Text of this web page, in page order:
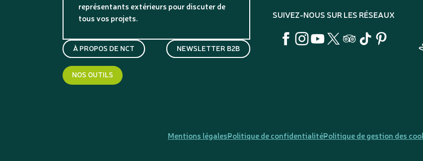
représentants extérieurs pour discuter de
tous vos projets.
À PROPOS DE NCT NEWSLETTER B2B
NOS OUTILS
SUIVEZ-NOUS SUR LES RÉSEAUX
Mentions légalesPolitique de confidentialitéPolitique de gestion des